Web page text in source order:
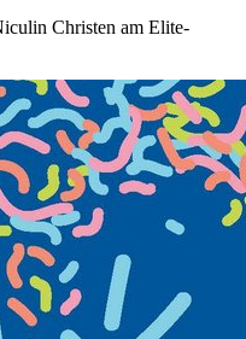
Christen am Elite-